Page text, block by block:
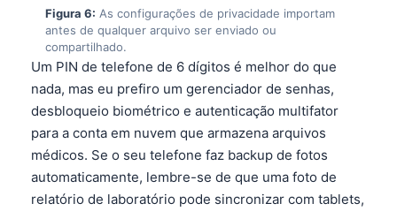
Figura 6: As configurações de privacidade importam
antes de qualquer arquivo ser enviado ou
compartilhado.
Um PIN de telefone de 6 dígitos é melhor do que
nada, mas eu prefiro um gerenciador de senhas,
desbloqueio biométrico e autenticação multifator
para a conta em nuvem que armazena arquivos
médicos. Se o seu telefone faz backup de fotos
automaticamente, lembre-se de que uma foto de
relatório de laboratório pode sincronizar com tablets,
Esperanto
Frysk
Ślōnskŏ gŏdka
Norsk bokmål